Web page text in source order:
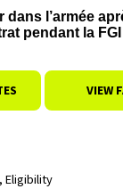
dans l’armée
pendant la
VIEW
Eligibility